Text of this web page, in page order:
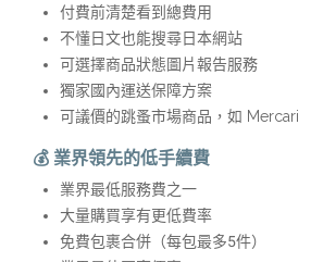
付費前清楚看到總費用
不懂日文也能搜尋日本網站
可選擇商品狀態圖片報告服務
獨家國內運送保障方案
可議價的跳蚤市場商品，如 Mercari
💰 業界領先的低手續費
業界最低服務費之一
大量購買享有更低費率
免費包裹合併（每包最多5件）